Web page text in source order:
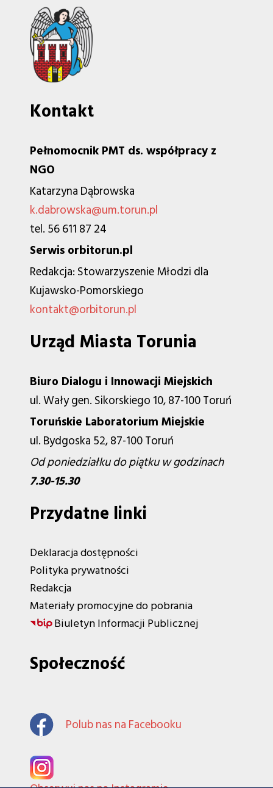
Kontakt
Pełnomocnik PMT ds. współpracy z
NGO
Katarzyna Dąbrowska
k.dabrowska@um.torun.pl
tel. 56 611 87 24
Serwis orbitorun.pl
Redakcja: Stowarzyszenie Młodzi dla
Kujawsko-Pomorskiego
kontakt@orbitorun.pl
Urząd Miasta Torunia
Biuro Dialogu i Innowacji Miejskich
ul. Wały gen. Sikorskiego 10, 87-100 Toruń
Toruńskie Laboratorium Miejskie
ul. Bydgoska 52, 87-100 Toruń
Od poniedziałku do piątku w godzinach
7.30-15.30
Przydatne linki
Deklaracja dostępności
Polityka prywatności
Redakcja
Materiały promocyjne do pobrania
Biuletyn Informacji Publicznej
Społeczność
Polub nas na Facebooku